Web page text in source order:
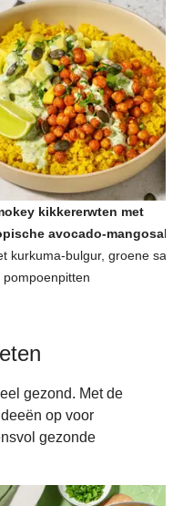
kikkererwten met
avocado-
kurkuma-bulgur, groene
pompoenpitten
gezond. Met de
op voor
gezonde